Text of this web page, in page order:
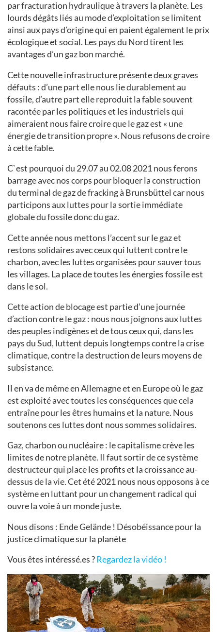
par fracturation hydraulique à travers la planète. Les
lourds dégâts liés au mode d’exploitation se limitent
ainsi aux pays d’origine qui en paient également le prix
écologique et social. Les pays du Nord tirent les
avantages d’un gaz bon marché.
Cette nouvelle infrastructure présente deux graves
défauts : d’une part elle nous lie durablement au
fossile, d’autre part elle reproduit la fable souvent
racontée par les politiques et les industriels qui
aimeraient nous faire croire que le gaz est « une
énergie de transition propre ». Nous refusons de croire
à cette fable.
C`est pourquoi du 29.07 au 02.08 2021 nous ferons
barrage avec nos corps pour bloquer la construction
du terminal de gaz de fracking à Brunsbüttel car nous
participons aux luttes pour la sortie immédiate
globale du fossile donc du gaz.
Cette année nous mettons l’accent sur le gaz et
restons solidaires avec ceux qui luttent contre le
charbon, avec les luttes organisées pour sauver tous
les villages. La place de toutes les énergies fossile est
dans le sol.
Cette action de blocage est partie d’une journée
d’action contre le gaz : nous nous joignons aux luttes
des peuples indigènes et de tous ceux qui, dans les
pays du Sud, luttent depuis longtemps contre la crise
climatique, contre la destruction de leurs moyens de
subsistance.
Il en va de même en Allemagne et en Europe où le gaz
est exploité avec toutes les conséquences que cela
entraîne pour les êtres humains et la nature. Nous
soutenons ces luttes dont nous sommes solidaires.
Gaz, charbon ou nucléaire : le capitalisme crève les
limites de notre planète. Il faut sortir de ce système
destructeur qui place les profits et la croissance au-
dessus de la vie. Cet été 2021 nous nous opposons à ce
système en luttant pour un changement radical qui
ouvre la voie à un monde juste.
Nous disons : Ende Gelände ! Désobéissance pour la
justice climatique sur la planète
Vous êtes intéressé.es ?Regardez la vidéo !